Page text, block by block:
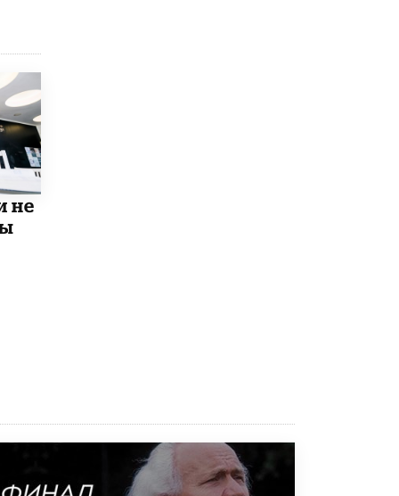
не
Школа «СКОЛКА» и Госкорпорация
«Росатом» подписали соглашение о
сотрудничестве
8 ИЮНЯ / ОБРАЗОВАТЕЛЬНАЯ ПОЛИТИКА